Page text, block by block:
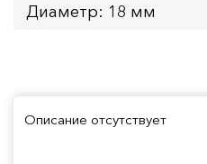
Диаметр: 18 мм
Описание отсутствует